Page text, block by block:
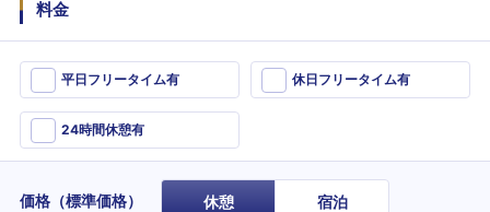
料金
平日フリータイム有 休日フリータイム有
24時間休憩有
価格（標準価格） 休憩 宿泊